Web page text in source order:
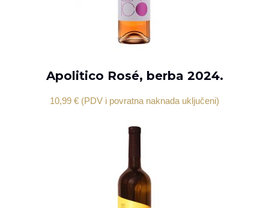
DODAJ U KOŠARICU
Apolitico Rosé, berba 2024.
10,99 € (PDV i povratna naknada uključeni)